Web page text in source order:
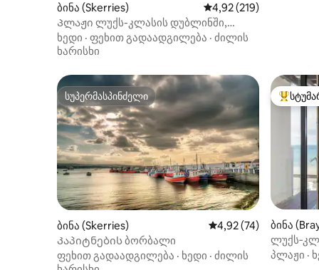
ბინა (Skerries) საშუალო შეფასებაა
4,92 (219)
Პლაჟი ლუქს-კლასის დუბლინში,
ზღვის განსაცვიფრებელი ხედებით.
ხედი · ფეხით გადაადგილება · ძილის
ხარისხი
სუპერმასპინძელი
სუპერმასპინძელი
ბინა (Skerries) საშუალო შეფასებაა
4,92 (74)
Კაპიტნების ბორბალი
ფეხით გადაადგილება · ხედი · ძილის
ბინა
პლაჟი ·